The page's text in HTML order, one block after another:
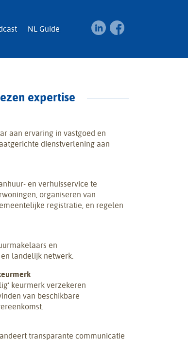
NL Guide
expertise
aan ervaring in vastgoed en
dienstverlening aan
en verhuisservice te
organiseren van
registratie, en regelen
en
landelijk netwerk.
keurmerk verzekeren
van beschikbare
transparante communicatie